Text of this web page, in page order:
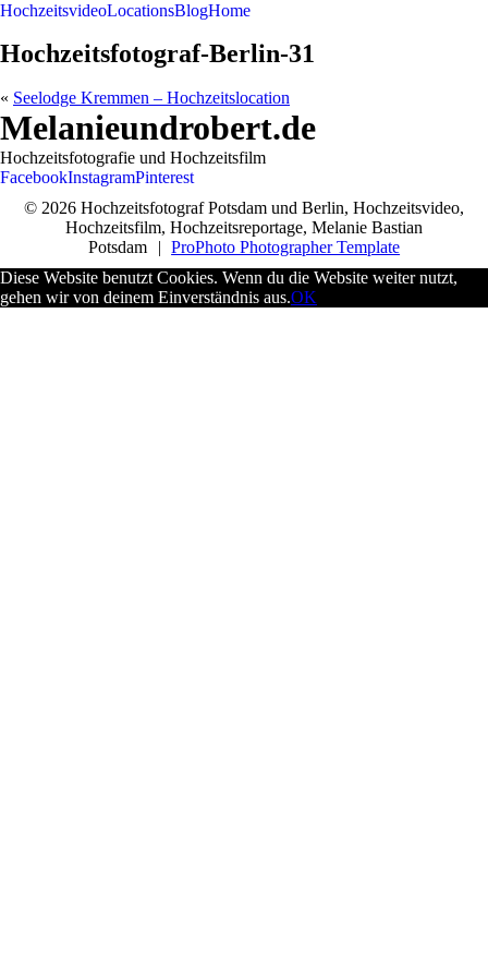
HochzeitsvideoLocationsBlogHome
Hochzeitsfotograf-Berlin-31
« Seelodge Kremmen – Hochzeitslocation
Melanieundrobert.de
Hochzeitsfotografie und Hochzeitsfilm
FacebookInstagramPinterest
© 2026 Hochzeitsfotograf Potsdam und Berlin, Hochzeitsvideo,
Hochzeitsfilm, Hochzeitsreportage, Melanie Bastian
Potsdam
| ProPhoto Photographer Template
Diese Website benutzt Cookies. Wenn du die Website weiter nutzt,
gehen wir von deinem Einverständnis aus.OK